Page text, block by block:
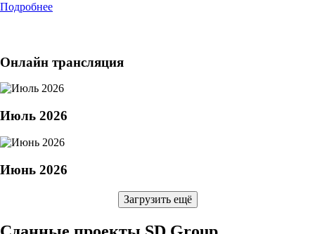
Подробнее
Онлайн трансляция
Июль 2026
Июнь 2026
Загрузить ещё